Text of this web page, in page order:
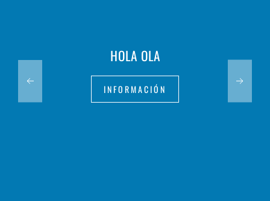
HOLA OLA
INFORMACIÓN